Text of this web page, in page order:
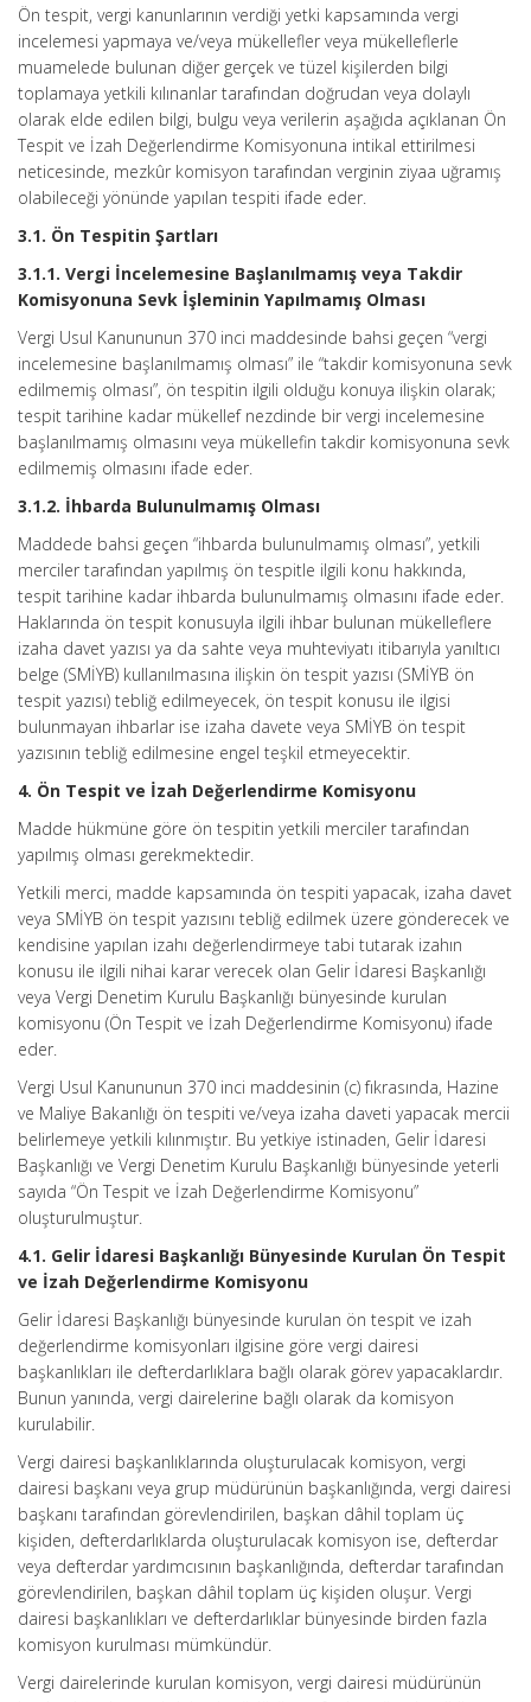
Ön tespit, vergi kanunlarının verdiği yetki kapsamında vergi
incelemesi yapmaya ve/veya mükellefler veya mükelleflerle
muamelede bulunan diğer gerçek ve tüzel kişilerden bilgi
toplamaya yetkili kılınanlar tarafından doğrudan veya dolaylı
olarak elde edilen bilgi, bulgu veya verilerin aşağıda açıklanan Ön
Tespit ve İzah Değerlendirme Komisyonuna intikal ettirilmesi
neticesinde, mezkûr komisyon tarafından verginin ziyaa uğramış
olabileceği yönünde yapılan tespiti ifade eder.
3.1. Ön Tespitin Şartları
3.1.1. Vergi İncelemesine Başlanılmamış veya Takdir
Komisyonuna Sevk İşleminin Yapılmamış Olması
Vergi Usul Kanununun 370 inci maddesinde bahsi geçen “vergi
incelemesine başlanılmamış olması” ile “takdir komisyonuna sevk
edilmemiş olması”, ön tespitin ilgili olduğu konuya ilişkin olarak;
tespit tarihine kadar mükellef nezdinde bir vergi incelemesine
başlanılmamış olmasını veya mükellefin takdir komisyonuna sevk
edilmemiş olmasını ifade eder.
3.1.2. İhbarda Bulunulmamış Olması
Maddede bahsi geçen “ihbarda bulunulmamış olması”, yetkili
merciler tarafından yapılmış ön tespitle ilgili konu hakkında,
tespit tarihine kadar ihbarda bulunulmamış olmasını ifade eder.
Haklarında ön tespit konusuyla ilgili ihbar bulunan mükelleflere
izaha davet yazısı ya da sahte veya muhteviyatı itibarıyla yanıltıcı
belge (SMİYB) kullanılmasına ilişkin ön tespit yazısı (SMİYB ön
tespit yazısı) tebliğ edilmeyecek, ön tespit konusu ile ilgisi
bulunmayan ihbarlar ise izaha davete veya SMİYB ön tespit
yazısının tebliğ edilmesine engel teşkil etmeyecektir.
4. Ön Tespit ve İzah Değerlendirme Komisyonu
Madde hükmüne göre ön tespitin yetkili merciler tarafından
yapılmış olması gerekmektedir.
Yetkili merci, madde kapsamında ön tespiti yapacak, izaha davet
veya SMİYB ön tespit yazısını tebliğ edilmek üzere gönderecek ve
kendisine yapılan izahı değerlendirmeye tabi tutarak izahın
konusu ile ilgili nihai karar verecek olan Gelir İdaresi Başkanlığı
veya Vergi Denetim Kurulu Başkanlığı bünyesinde kurulan
komisyonu (Ön Tespit ve İzah Değerlendirme Komisyonu) ifade
eder.
Vergi Usul Kanununun 370 inci maddesinin (c) fıkrasında, Hazine
ve Maliye Bakanlığı ön tespiti ve/veya izaha daveti yapacak mercii
belirlemeye yetkili kılınmıştır. Bu yetkiye istinaden, Gelir İdaresi
Başkanlığı ve Vergi Denetim Kurulu Başkanlığı bünyesinde yeterli
sayıda “Ön Tespit ve İzah Değerlendirme Komisyonu”
oluşturulmuştur.
4.1. Gelir İdaresi Başkanlığı Bünyesinde Kurulan Ön Tespit
ve İzah Değerlendirme Komisyonu
Gelir İdaresi Başkanlığı bünyesinde kurulan ön tespit ve izah
değerlendirme komisyonları ilgisine göre vergi dairesi
başkanlıkları ile defterdarlıklara bağlı olarak görev yapacaklardır.
Bunun yanında, vergi dairelerine bağlı olarak da komisyon
kurulabilir.
Vergi dairesi başkanlıklarında oluşturulacak komisyon, vergi
dairesi başkanı veya grup müdürünün başkanlığında, vergi dairesi
başkanı tarafından görevlendirilen, başkan dâhil toplam üç
kişiden, defterdarlıklarda oluşturulacak komisyon ise, defterdar
veya defterdar yardımcısının başkanlığında, defterdar tarafından
görevlendirilen, başkan dâhil toplam üç kişiden oluşur. Vergi
dairesi başkanlıkları ve defterdarlıklar bünyesinde birden fazla
komisyon kurulması mümkündür.
Vergi dairelerinde kurulan komisyon, vergi dairesi müdürünün